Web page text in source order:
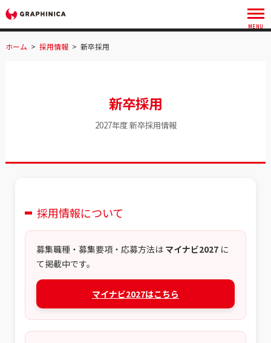
ホーム > 採用情報 > 新卒採用
新卒採用
2027年度 新卒採用情報
採用情報について
募集職種・募集要項・応募方法は マイナビ2027に
て掲載中です。
マイナビ2027はこちら